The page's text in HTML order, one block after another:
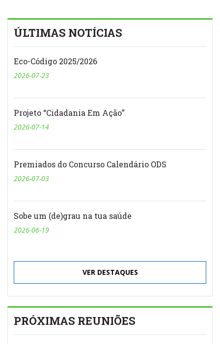
ÚLTIMAS NOTÍCIAS
Eco-Código 2025/2026
2026-07-23
Projeto “Cidadania Em Ação”
2026-07-14
Premiados do Concurso Calendário ODS
2026-07-03
Sobe um (de)grau na tua saúde
2026-06-19
VER DESTAQUES
PRÓXIMAS REUNIÕES